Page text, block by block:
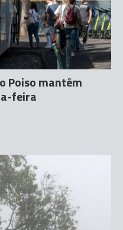
Poiso mantêm
feira